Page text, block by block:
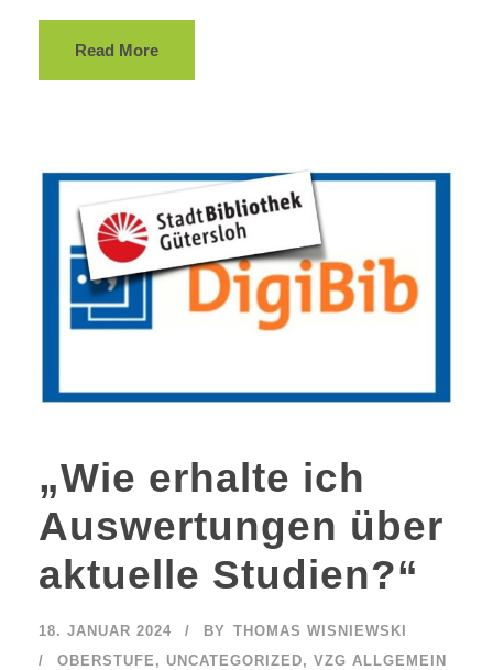
Read More
„Wie erhalte ich
Auswertungen über
aktuelle Studien?“
18. JANUAR 2024 BY THOMAS WISNIEWSKI
OBERSTUFE , UNCATEGORIZED, VZG ALLGEMEIN